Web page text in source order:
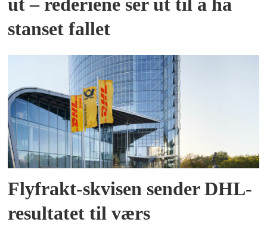
ut – rederiene ser ut til å ha
stanset fallet
Flyfrakt-skvisen sender DHL-
resultatet til værs